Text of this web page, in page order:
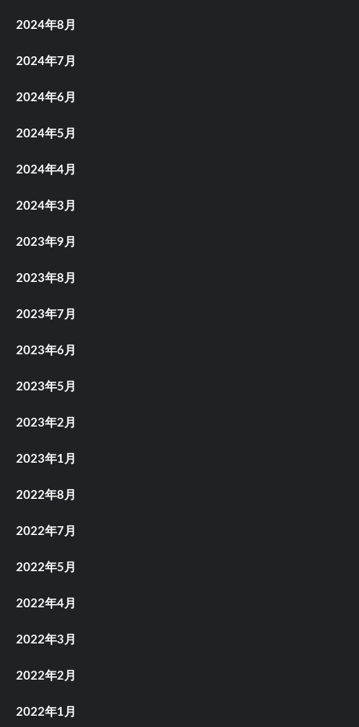
2024年8月
2024年7月
2024年6月
2024年5月
2024年4月
2024年3月
2023年9月
2023年8月
2023年7月
2023年6月
2023年5月
2023年2月
2023年1月
2022年8月
2022年7月
2022年5月
2022年4月
2022年3月
2022年2月
2022年1月